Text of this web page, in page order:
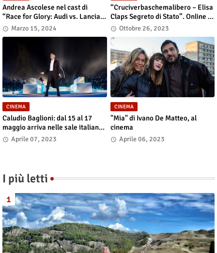
Andrea Ascolese nel cast di
“Race for Glory: Audi vs. Lancia”
al cinema dal 14 marzo
Marzo 15, 2024
“Cruciverbaschemalibero – Elisa
Claps Segreto di Stato”. Online il
docu-film
Ottobre 26, 2023
CINEMA
Caludio Baglioni: dal 15 al 17
maggio arriva nelle sale italiane
"TUTTI SU! Buon compleanno
Claudio"
Aprile 07, 2023
CINEMA
"Mia" di Ivano De Matteo, al
cinema
Aprile 06, 2023
I più letti